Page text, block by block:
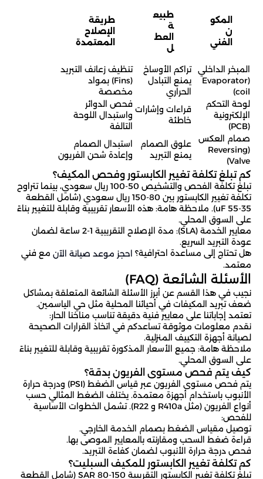
المكو
الفني
طبيع
العط
ل
طريقة
الإصلاح
المعتمدة
المبخر الداخلي
(Evaporator
coil)
تراكم الأوساخ
يمنع التبادل
الحراري
تنظيف زعانف التبريد
(Fins) بمواد
مخصصة
لوحة التحكم
الإلكترونية
قراءات وإشارات
خاطئة
فحص الدوائر
واستبدال اللوحة
التالفة
صمام العكس
(Reversing
Valve)
علوق الصمام
يمنع التبريد
استبدال الصمام
وإعادة شحن الفريون
كم تبلغ تكلفة تغيير الكابستور وفحص المكيف؟
تبلغ تكلفة الفحص والتشخيص 50-100 ريال سعودي، بينما تتراوح
تكلفة تغيير الكابستور بين 80-150 ريال سعودي (شامل القطعة
35-55 uF). ملاحظة هامة: هذه الأسعار تقريبية وقابلة للتغيير بناءً
على السوق المحلي.
معايير الخدمة (SLA): مدة الإصلاح التقريبية 1-2 ساعة لضمان
عودة التبريد السريع.
هل تحتاج إلى مساعدة احترافية؟احجز موعد صيانة الآنمع فني
معتمد.
الأسئلة الشائعة (FAQ)
نجيب في هذا القسم عن أبرز الأسئلة الشائعة المتعلقة بمشاكل
ضعف تبريد المكيفات في أحيائنا المحلية مثل حي الياسمين.
تعتمد إجاباتنا على معايير فنية دقيقة تناسب مناخنا الحار:
نقدم معلومات موثوقة تساعدكم في اتخاذ القرارات الصحيحة
لصيانة أجهزة التكييف المنزلية.
ملاحظة هامة: جميع الأسعار المذكورة تقريبية وقابلة للتغيير بناءً
على السوق المحلي.
كيف يتم فحص مستوى الفريون بدقة؟
يتم فحص مستوى الفريون عبر قياس الضغط (PSI) ودرجة حرارة
الأنبوب باستخدام أجهزة معتمدة. يختلف الضغط المثالي حسب
أنواع الفريون (مثل R410a و R22). تشمل الخطوات الأساسية
للفحص:
توصيل مقياس الضغط بصمام الخدمة الخارجي.
قراءة ضغط السحب ومقارنته بالمعايير الموصى بها.
فحص درجة حرارة الأنبوب لضمان كفاءة التبريد.
كم تكلفة تغيير الكابستور للمكيف السبليت؟
تبلغ تكلفة تغيير الكابستور التقريبية SAR 80-150 (شامل القطعة